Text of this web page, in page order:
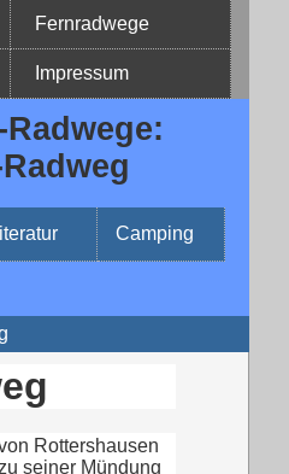
Fernradwege
Impressum
Camping
Rottershausen
seiner Mündung